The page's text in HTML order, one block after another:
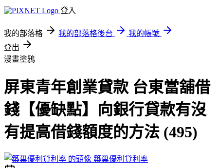
登入
我的部落格 我的部落格後台
我的帳號
登出
漫畫塗鴉
屏東青年創業貸款 台東當舖借
錢【優缺點】向銀行貸款有沒
有提高借錢額度的方法 (495)
築巢優利貸利率